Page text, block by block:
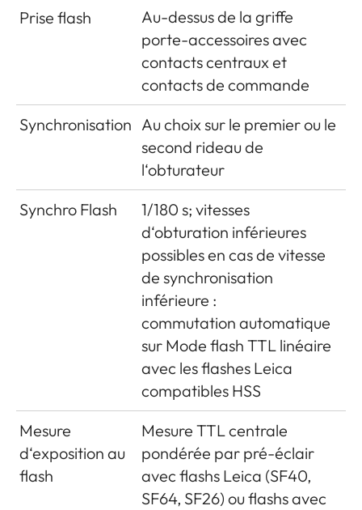
802.11b/g/n (protocole WLAN
standard),
canal 1-11, méthode de
cryptage : cryptage WPA™/
WPA2™ compatible WiFi,
méthode d‘accès : mode
infrastructure
(28mm) à 18% (135mm) de
plus que ce qui
est affiché par les cadres
lumineux ; en revanche, il
enregistre un peu moins pour
une distance réglée à moins
de 2m
Grossissement (pour toutes les focales) 0.73
Mise au point par la méthode
du télémètre à coïncidence
ou par stigmomètre au milieu
de la visée transmise comme
champ clair
mesure
effective
50,6mm (base de mesure
mécanique 69,31mm x
grossissement du viseur 0,73)
Prise flash
Au-dessus de la griffe
porte-accessoires avec
contacts centraux et
contacts de commande
Synchronisation Au choix sur le premier ou le
second rideau de
l‘obturateur
Synchro Flash
1/180 s; vitesses
d‘obturation inférieures
possibles en cas de vitesse
de synchronisation
inférieure :
commutation automatique
sur Mode flash TTL linéaire
avec les flashes Leica
compatibles HSS
Mesure
d‘exposition au
flash
Mesure TTL centrale
pondérée par pré-éclair
avec flashs Leica (SF40,
SF64, SF26) ou flashs avec